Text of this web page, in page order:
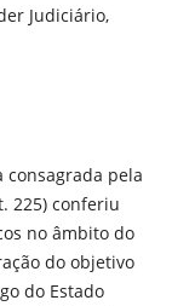
Judiciário,
consagrada pela
225) conferiu
no âmbito do
do objetivo
do Estado